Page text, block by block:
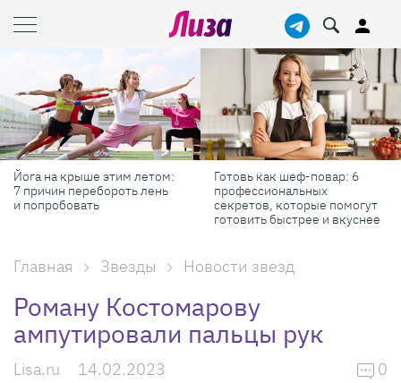
Йога на крыше этим летом:
7 причин перебороть лень
и попробовать
Готовь как шеф-повар: 6
профессиональных
секретов, которые помогут
готовить быстрее и вкуснее
Главная Звезды Новости звезд
Роману Костомарову
ампутировали пальцы рук
Lisa.ru 14.02.2023 0